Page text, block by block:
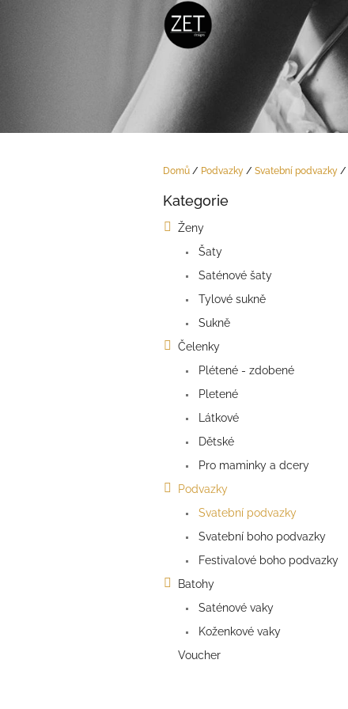
Domů / Podvazky / Svatební podvazky /
Přeskočit
Kategorie
Ženy
Šaty
Saténové šaty
Tylové sukně
Sukně
Čelenky
Plétené - zdobené
Pletené
Látkové
Dětské
Pro maminky a dcery
Podvazky
Svatební podvazky
Svatební boho podvazky
Festivalové boho podvazky
Batohy
Saténové vaky
Koženkové vaky
Voucher